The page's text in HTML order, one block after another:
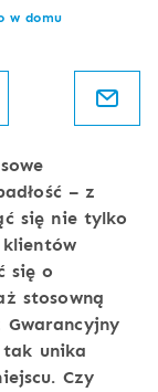
w domu
– z
się nie tylko
klientów
się o
stosowną
Gwarancyjny
tak unika
Czy